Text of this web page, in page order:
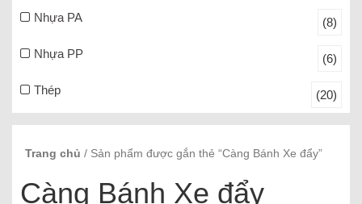
Nhựa PA (8)
Nhựa PP (6)
Thép (20)
Trang chủ / Sản phẩm được gắn thẻ “Càng Bánh Xe đẩy”
Càng Bánh Xe đẩy